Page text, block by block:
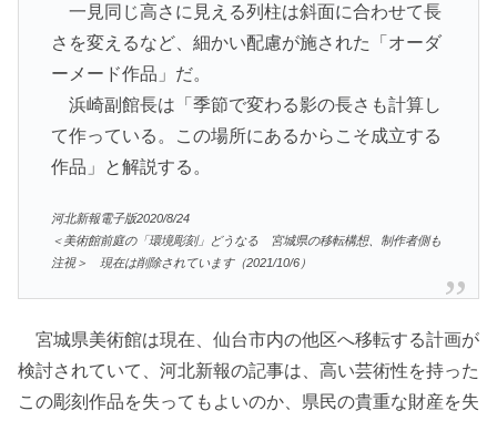
一見同じ高さに見える列柱は斜面に合わせて長
さを変えるなど、細かい配慮が施された「オーダ
ーメード作品」だ。
浜崎副館長は「季節で変わる影の長さも計算し
て作っている。この場所にあるからこそ成立する
作品」と解説する。
河北新報電子版2020/8/24
＜美術館前庭の「環境彫刻」どうなる 宮城県の移転構想、制作者側も
注視＞ 現在は削除されています（2021/10/6）
宮城県美術館は現在、仙台市内の他区へ移転する計画が
検討されていて、河北新報の記事は、高い芸術性を持った
この彫刻作品を失ってもよいのか、県民の貴重な財産を失